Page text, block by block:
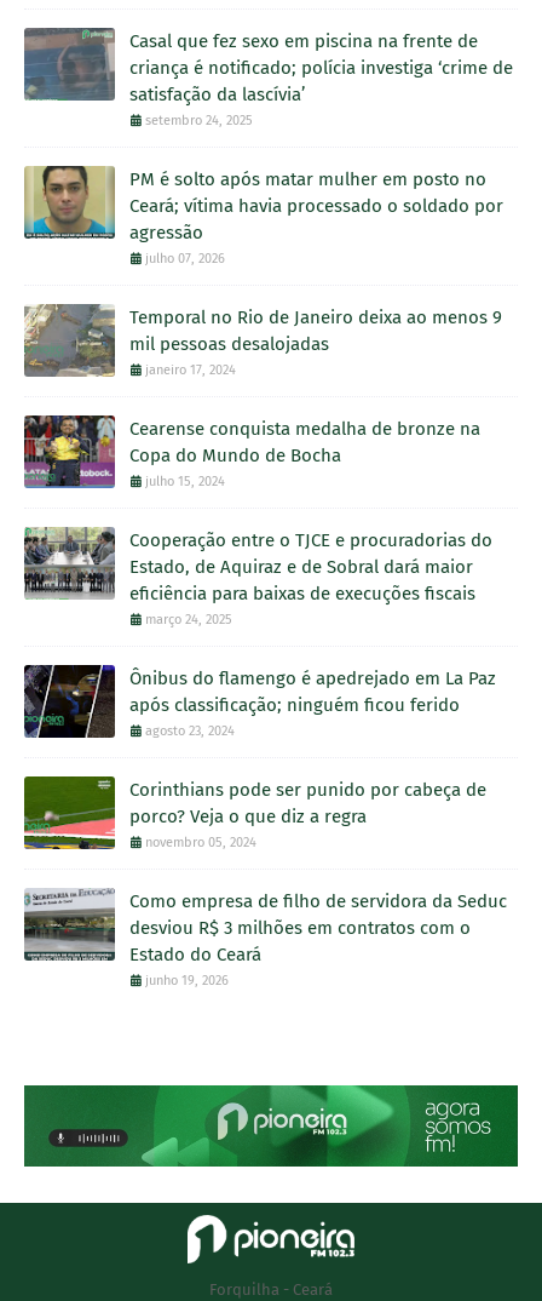
Casal que fez sexo em piscina na frente de
criança é notificado; polícia investiga ‘crime de
satisfação da lascívia’
setembro 24, 2025
PM é solto após matar mulher em posto no
Ceará; vítima havia processado o soldado por
agressão
julho 07, 2026
Temporal no Rio de Janeiro deixa ao menos 9
mil pessoas desalojadas
janeiro 17, 2024
Cearense conquista medalha de bronze na
Copa do Mundo de Bocha
julho 15, 2024
Cooperação entre o TJCE e procuradorias do
Estado, de Aquiraz e de Sobral dará maior
eficiência para baixas de execuções fiscais
março 24, 2025
Ônibus do flamengo é apedrejado em La Paz
após classificação; ninguém ficou ferido
agosto 23, 2024
Corinthians pode ser punido por cabeça de
porco? Veja o que diz a regra
novembro 05, 2024
Como empresa de filho de servidora da Seduc
desviou R$ 3 milhões em contratos com o
Estado do Ceará
junho 19, 2026
Forquilha - Ceará